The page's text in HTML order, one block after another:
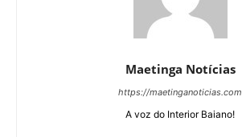
Maetinga Notícias
https://maetinganoticias.com
A voz do Interior Baiano!